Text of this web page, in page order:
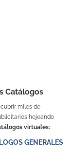
Catálogos
miles de
hojeando
virtuales:
GENERALES